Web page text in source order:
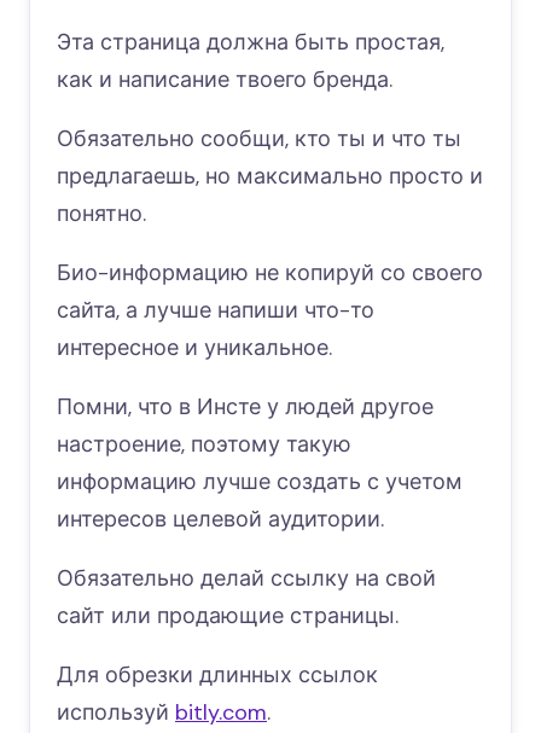
Эта страница должна быть простая,
как и написание твоего бренда.
Обязательно сообщи, кто ты и что ты
предлагаешь, но максимально просто и
понятно.
Био-информацию не копируй со своего
сайта, а лучше напиши что-то
интересное и уникальное.
Помни, что в Инсте у людей другое
настроение, поэтому такую
информацию лучше создать с учетом
интересов целевой аудитории.
Обязательно делай ссылку на свой
сайт или продающие страницы.
Для обрезки длинных ссылок
используй bitly.com.